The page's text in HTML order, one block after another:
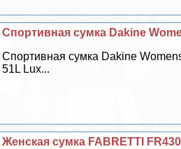
Спортивная сумка Dakine
Спортивная сумка Dakine
51L Lux...
Женская сумка FABRETTI